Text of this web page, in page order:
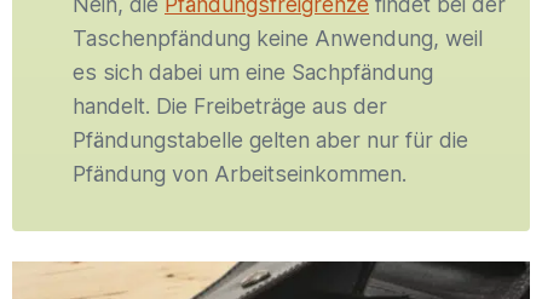
Taschenpfändung keine Anwendung, weil
es sich dabei um eine Sachpfändung
handelt. Die Freibeträge aus der
Pfändungstabelle gelten aber nur für die
Pfändung von Arbeitseinkommen.